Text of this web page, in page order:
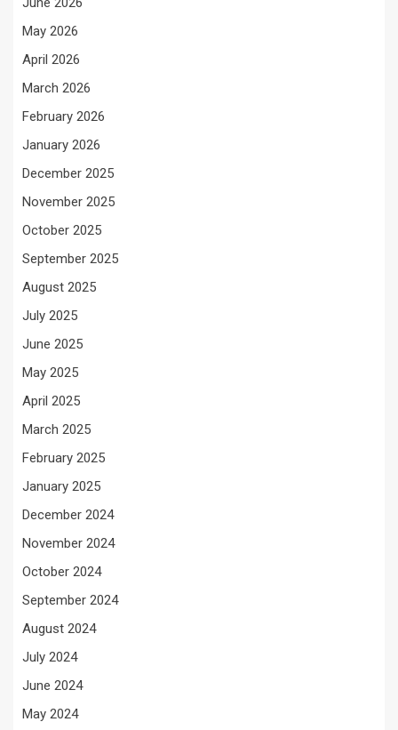
May 2026
April 2026
March 2026
February 2026
January 2026
December 2025
November 2025
October 2025
September 2025
August 2025
July 2025
June 2025
May 2025
April 2025
March 2025
February 2025
January 2025
December 2024
November 2024
October 2024
September 2024
August 2024
July 2024
June 2024
May 2024